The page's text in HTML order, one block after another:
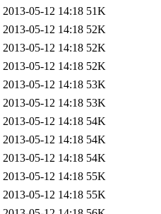
2013-05-12 14:18 51K
2013-05-12 14:18 52K
2013-05-12 14:18 52K
2013-05-12 14:18 52K
2013-05-12 14:18 53K
2013-05-12 14:18 53K
2013-05-12 14:18 54K
2013-05-12 14:18 54K
2013-05-12 14:18 54K
2013-05-12 14:18 55K
2013-05-12 14:18 55K